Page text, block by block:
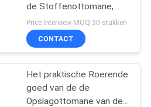
Recliner-
de Stoffenottomane,
Antiwear Ottomane van
de Leefruimtenopslag
Price Interview MOQ:30 stukken
CONTACT
Het praktische Roerende
goed van de de
Opslagottomane van de